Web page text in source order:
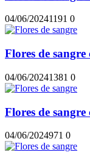
04/06/20241191 0
Flores de
04/06/20241381 0
Flores de
04/06/2024971 0